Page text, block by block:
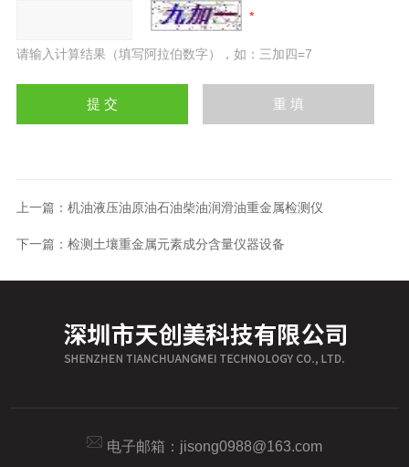
请输入计算结果（填写阿拉伯数字），如：三加四=7
上一篇： 机油液压油原油石油柴油润滑油重金属检测仪
下一篇： 检测土壤重金属元素成分含量仪器设备
电子邮箱： jisong0988@163.com